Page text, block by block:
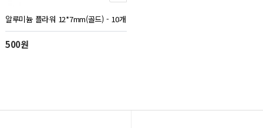
알루미늄 플라워 12*7mm(골드) - 10개
500원